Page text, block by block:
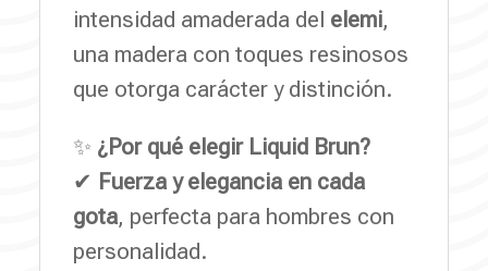
intensidad amaderada del elemi,
una madera con toques resinosos
que otorga carácter y distinción.
✨ ¿Por qué elegir Liquid Brun?
✔ Fuerza y elegancia en cada
gota, perfecta para hombres con
personalidad.